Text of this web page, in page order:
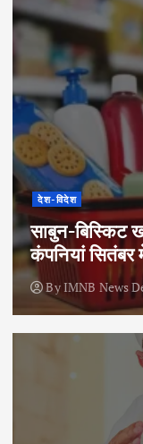
देश-विदेश
साबुन-बिस्किट
कंपनियां सितंबर
ByIMNB News